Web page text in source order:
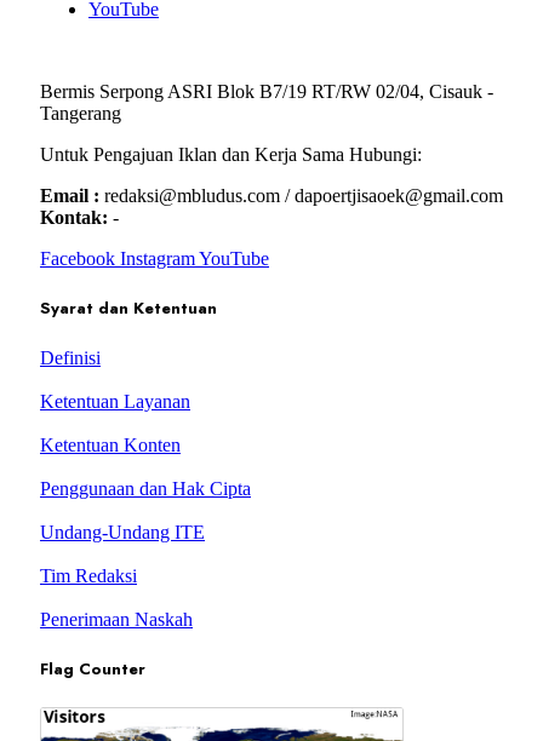
YouTube
Bermis Serpong ASRI Blok B7/19 RT/RW 02/04, Cisauk -
Tangerang
Untuk Pengajuan Iklan dan Kerja Sama Hubungi:
Email : redaksi@mbludus.com / dapoertjisaoek@gmail.com
Kontak: -
Facebook InstagramYouTube
Syarat dan Ketentuan
Definisi
Ketentuan Layanan
Ketentuan Konten
Penggunaan dan Hak Cipta
Undang-Undang ITE
Tim Redaksi
Penerimaan Naskah
Flag Counter